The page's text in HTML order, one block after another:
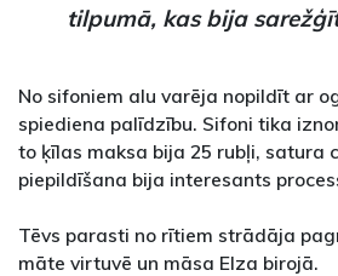
tilpumā, kas bija
No sifoniem alu varēja nopildīt ar
spiediena palīdzību. Sifoni tika
to ķīlas maksa bija 25 rubļi, satura
piepildīšana bija interesants
Tēvs parasti no rītiem strādāja
māte virtuvē un māsa Elza birojā.